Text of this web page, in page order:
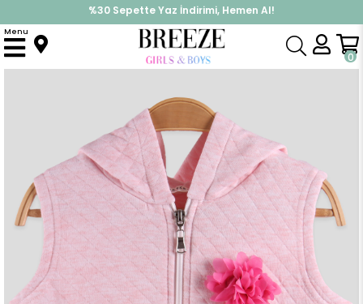
%30 Sepette Yaz İndirimi, Hemen Al!
İndirimlere ek %10 İndirimi Kap, Hemen Üye Ol!
0
Menu
Anasayfa Üst Giyim Yelek